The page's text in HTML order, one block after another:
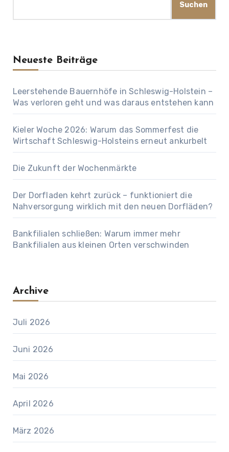
Suchen
Neueste Beiträge
Leerstehende Bauernhöfe in Schleswig-Holstein –
Was verloren geht und was daraus entstehen kann
Kieler Woche 2026: Warum das Sommerfest die
Wirtschaft Schleswig-Holsteins erneut ankurbelt
Die Zukunft der Wochenmärkte
Der Dorfladen kehrt zurück – funktioniert die
Nahversorgung wirklich mit den neuen Dorfläden?
Bankfilialen schließen: Warum immer mehr
Bankfilialen aus kleinen Orten verschwinden
Archive
Juli 2026
Juni 2026
Mai 2026
April 2026
März 2026